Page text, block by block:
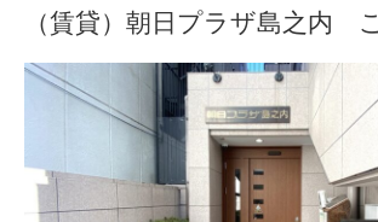
（賃貸）朝日プラザ島之内